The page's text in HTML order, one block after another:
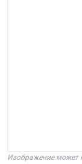
Изображение может